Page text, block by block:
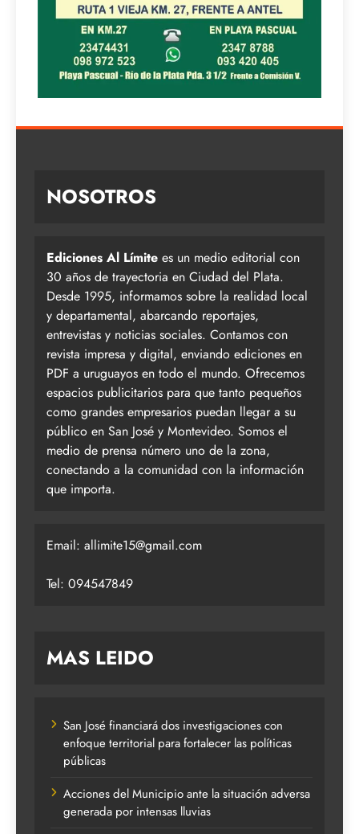
NOSOTROS
Ediciones Al Límite es un medio editorial con
30 años de trayectoria en Ciudad del Plata.
Desde 1995, informamos sobre la realidad local
y departamental, abarcando reportajes,
entrevistas y noticias sociales. Contamos con
revista impresa y digital, enviando ediciones en
PDF a uruguayos en todo el mundo. Ofrecemos
espacios publicitarios para que tanto pequeños
como grandes empresarios puedan llegar a su
público en San José y Montevideo. Somos el
medio de prensa número uno de la zona,
conectando a la comunidad con la información
que importa.
Email: allimite15@gmail.com
Tel: 094547849
MAS LEIDO
San José financiará dos investigaciones con
enfoque territorial para fortalecer las políticas
públicas
Acciones del Municipio ante la situación adversa
generada por intensas lluvias